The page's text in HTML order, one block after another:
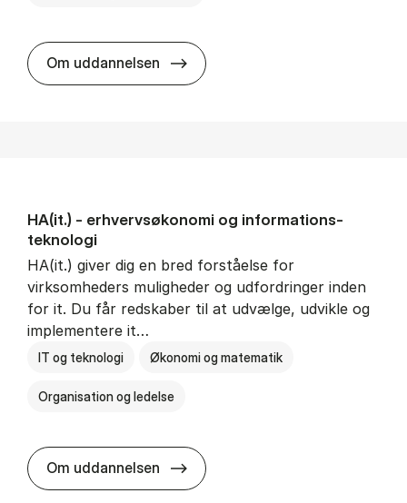
Om uddannelsen HA i pro­jekt­le­del­se
HA(it.) - erhvervs­økonomi og informations­
teknologi
HA(it.) giver dig en bred forståelse for
virksomheders muligheder og udfordringer inden
for it. Du får redskaber til at udvælge, udvikle og
implementere it…
IT og teknologi Økonomi og matematik
Organisation og ledelse
Om uddannelsen HA(it.) - erhvervs­økonomi og